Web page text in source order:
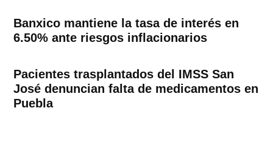
Banxico mantiene la tasa de interés en
6.50% ante riesgos inflacionarios
Pacientes trasplantados del IMSS San
José denuncian falta de medicamentos en
Puebla